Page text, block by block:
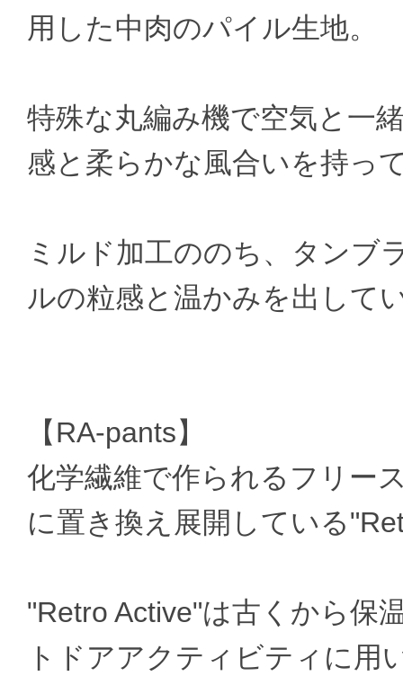
用した中肉のパイル生地。
特殊な丸編み機で空気と一
感と柔らかな風合いを持っ
ミルド加工ののち、タンブ
ルの粒感と温かみを出して
【RA-pants】
化学繊維で作られるフリー
に置き換え展開している
"Retro Active"は古くから保
トドアアクティビティに用